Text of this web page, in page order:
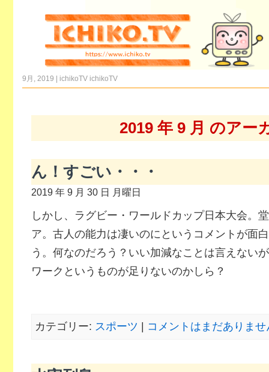
9月, 2019 | ichikoTV ichikoTV
2019 年 9 月 のアー
ん！すごい・・・
2019 年 9 月 30 日 月曜日
しかし、ラグビー・ワールドカップ日本大会。
ア。古人の能力は凄いのにというコメントが面
う。何なのだろう？いい加減なことは言えない
ワークというものが足りないのかしら？
カテゴリー: スポーツ コメントはまだありませ